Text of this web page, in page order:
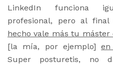
LinkedIn funciona
profesional, pero al final
hecho vale más tu máster
[la mía, por ejemplo]
Super posturetis, no